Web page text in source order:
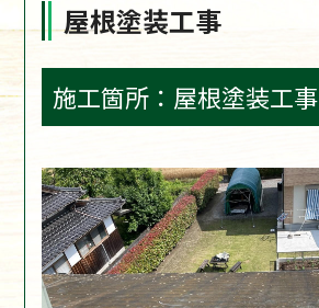
屋根塗装工事
施工箇所：屋根塗装工事